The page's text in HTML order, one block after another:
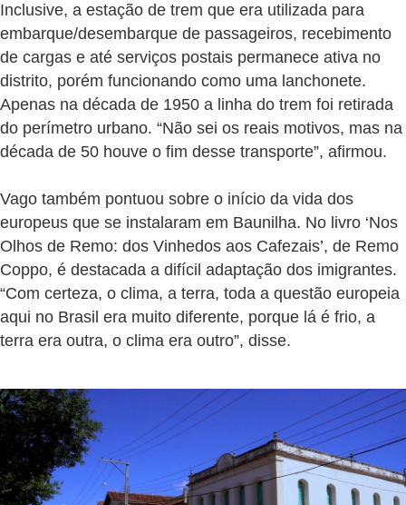
Inclusive, a estação de trem que era utilizada para
embarque/desembarque de passageiros, recebimento
de cargas e até serviços postais permanece ativa no
distrito, porém funcionando como uma lanchonete.
Apenas na década de 1950 a linha do trem foi retirada
do perímetro urbano. “Não sei os reais motivos, mas na
década de 50 houve o fim desse transporte”, afirmou.
Vago também pontuou sobre o início da vida dos
europeus que se instalaram em Baunilha. No livro ‘Nos
Olhos de Remo: dos Vinhedos aos Cafezais’, de Remo
Coppo, é destacada a difícil adaptação dos imigrantes.
“Com certeza, o clima, a terra, toda a questão europeia
aqui no Brasil era muito diferente, porque lá é frio, a
terra era outra, o clima era outro”, disse.